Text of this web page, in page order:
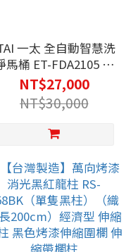
一太 全自動智慧洗
馬桶 ET-FDA2105 龍
捲噴射虹吸式馬桶 瞬熱
式免痔馬桶 金級省水馬
桶 智能馬桶
NT$27,000
NT$30,000